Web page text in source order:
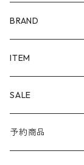
BRAND
ALAYA (LIMITED)
Corgi
DAYDATE
ITEM
OUTER
SHIRT
SALE
予約商品